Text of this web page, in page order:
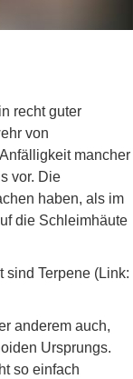
recht guter
von
mancher
vor. Die
haben, als im
die Schleimhäute
sind Terpene (Link:
anderem auch,
Ursprungs.
so einfach